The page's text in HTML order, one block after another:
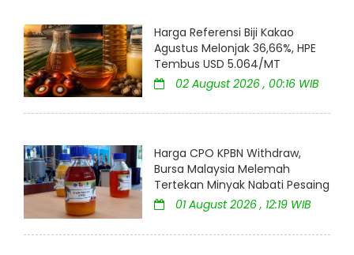
Harga Referensi Biji Kakao
Agustus Melonjak 36,66%, HPE
Tembus USD 5.064/MT
02 August 2026 , 00:16 WIB
Harga CPO KPBN Withdraw,
Bursa Malaysia Melemah
Tertekan Minyak Nabati Pesaing
01 August 2026 , 12:19 WIB